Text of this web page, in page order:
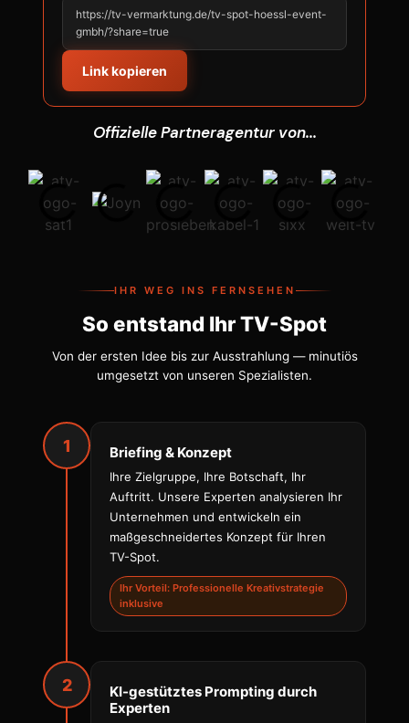
https://tv-vermarktung.de/tv-spot-hoessl-event-
gmbh/?share=true
Link kopieren
Offizielle Partneragentur von...
IHR WEG INS FERNSEHEN
So entstand Ihr TV-Spot
Von der ersten Idee bis zur Ausstrahlung — minutiös
umgesetzt von unseren Spezialisten.
1 Briefing & Konzept
Ihre Zielgruppe, Ihre Botschaft, Ihr
Auftritt. Unsere Experten analysieren Ihr
Unternehmen und entwickeln ein
maßgeschneidertes Konzept für Ihren
TV-Spot.
Ihr Vorteil: Professionelle Kreativstrategie
inklusive
2
KI-gestütztes Prompting durch
Experten